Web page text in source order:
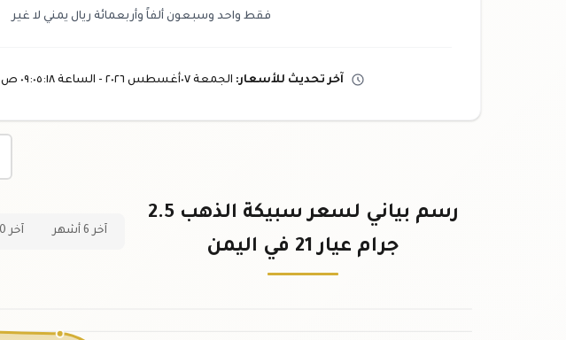
فقط واحد وسبعون ألفاً وأربعمائة ريال يمني لا غير
آخر تحديث للأسعار: الجمعة ٠٧ أغسطس ٢٠٢٦ - الساعة ٠٩:٠٥:١٨ ص
رسم بياني لسعر سبيكة الذهب 2.5
جرام عيار 21 في اليمن
آخر 6 أشهر آخر 90 يوم